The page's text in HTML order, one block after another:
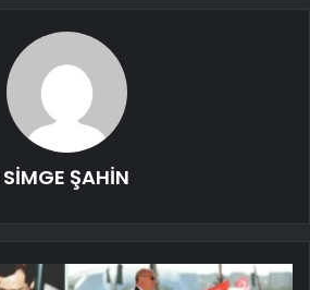
SİMGE ŞAHİN